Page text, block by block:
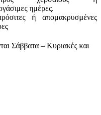
ημέρες.
ή απομακρυσμένες
Σάββατα – Κυριακές και